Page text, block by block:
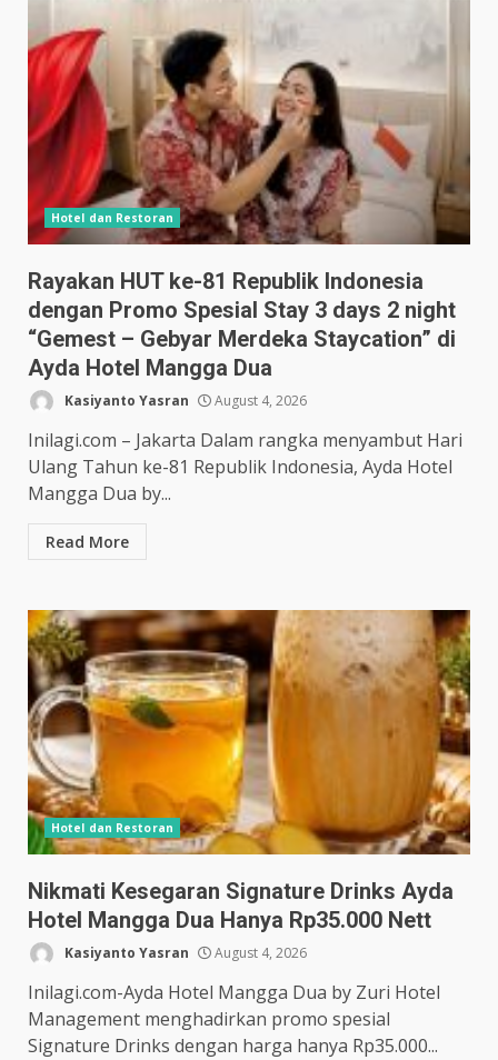
Hotel dan Restoran
Rayakan HUT ke-81 Republik Indonesia
dengan Promo Spesial Stay 3 days 2 night
“Gemest – Gebyar Merdeka Staycation” di
Ayda Hotel Mangga Dua
Kasiyanto Yasran August 4, 2026
Inilagi.com – Jakarta Dalam rangka menyambut Hari
Ulang Tahun ke-81 Republik Indonesia, Ayda Hotel
Mangga Dua by...
Read More
Hotel dan Restoran
Nikmati Kesegaran Signature Drinks Ayda
Hotel Mangga Dua Hanya Rp35.000 Nett
Kasiyanto Yasran August 4, 2026
Inilagi.com-Ayda Hotel Mangga Dua by Zuri Hotel
Management menghadirkan promo spesial
Signature Drinks dengan harga hanya Rp35.000...